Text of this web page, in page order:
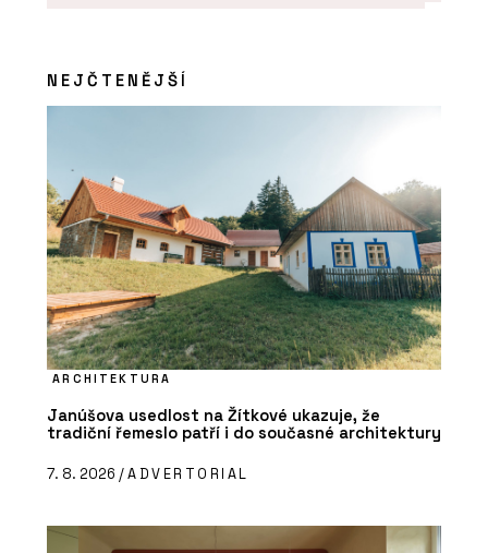
NEJČTENĚJŠÍ
ARCHITEKTURA
Janúšova usedlost na Žítkové ukazuje, že
tradiční řemeslo patří i do současné architektury
7. 8. 2026 /ADVERTORIAL